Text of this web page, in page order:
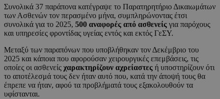
Συνολικά 37 παράπονα κατέγραψε το Παρατηρητήριο Δικαιωμάτων
των Ασθενών τον περασμένο μήνα, συμπληρώνοντας έτσι
συνολικά για το 2025, 500 αναφορές από ασθενείς για παρόχους
και υπηρεσίες φροντίδας υγείας εντός και εκτός ΓεΣΥ.
Μεταξύ των παραπόνων που υποβλήθηκαν τον Δεκέμβριο του
2025 και κάποια που αφορούσαν χειρουργικές επεμβάσεις, τις
οποίες οι ασθενείς χαρακτηρίζουν αχρείαστες ή υποστηρίζουν ότι
το αποτέλεσμά τους δεν ήταν αυτό που, κατά την άποψή τους θα
έπρεπε να ήταν, αφού τα προβλήματά τους εξακολουθούν τα
υφίστανται.